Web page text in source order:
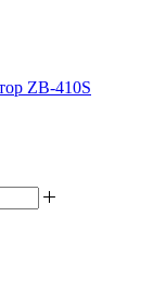
ZB-410S